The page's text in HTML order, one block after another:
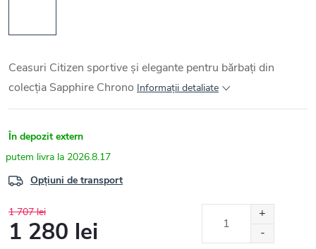
Ceasuri Citizen sportive și elegante pentru bărbați din
colecția Sapphire Chrono Informaţii detaliate
În depozit extern
2026.8.17
Opțiuni de transport
1 707 lei
1 280 lei